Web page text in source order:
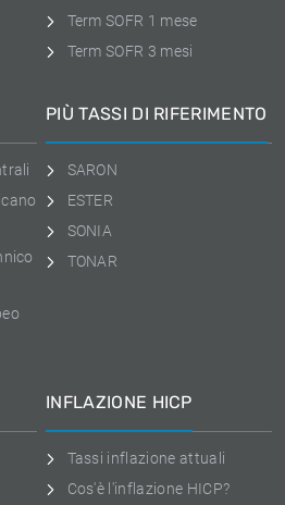
Term SOFR 1 mese
Term SOFR 3 mesi
PIÙ TASSI DI RIFERIMENTO
SARON
ESTER
SONIA
TONAR
INFLAZIONE HICP
Tassi inflazione attuali
Cos'è l'inflazione HICP?